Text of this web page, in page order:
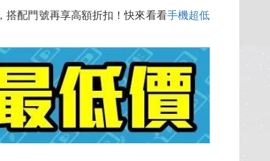
，搭配門號再享高額折扣！快來看看手機超低